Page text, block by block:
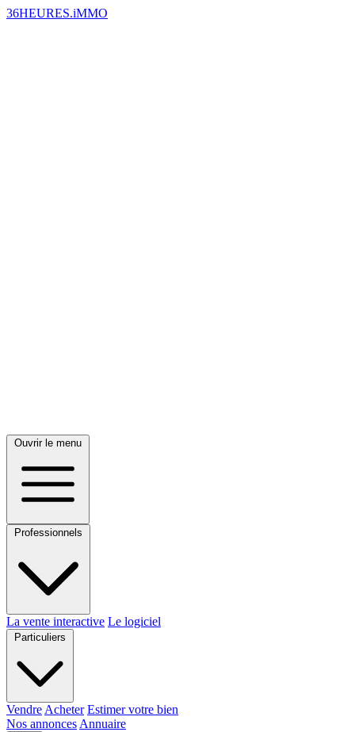
36HEURES.iMMO
Ouvrir le menu
Professionnels
La vente interactive Le logiciel
Particuliers
Vendre Acheter Estimer votre bien
Nos annonces Annuaire